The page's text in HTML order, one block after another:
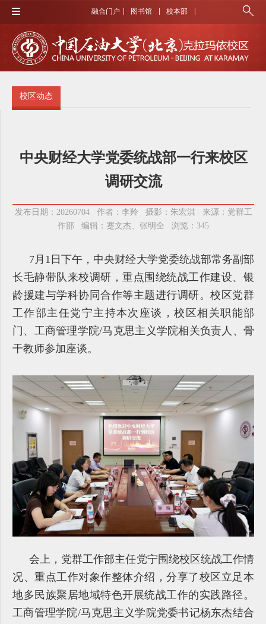
融合门户 图书馆 校本部
校区动态
中央财经大学党委统战部一行来校区
调研交流
发布日期：20260704 作者：李羚 摄影：朱宏淇 来源：党群工
作部 编辑：蹇文杰、张明全 浏览： 345
7月1日下午，中央财经大学党委统战部常务副部
长毛静带队来校调研，重点围绕统战工作建设、银
龄援建与学科协同合作等主题进行调研。校区党群
工作部主任党宁主持本次座谈，校区相关职能部
门、工商管理学院/马克思主义学院相关负责人、骨
干教师参加座谈。
会上，党群工作部主任党宁围绕校区统战工作情
况、重点工作对象作整体介绍，分享了校区立足本
地多民族聚居地域特色开展统战工作的实践路径。
工商管理学院/马克思主义学院党委书记杨东杰结合